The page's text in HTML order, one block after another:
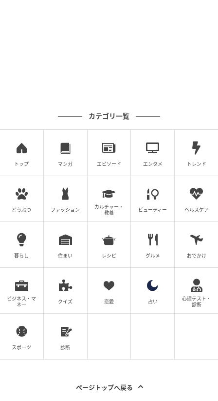
ブラシでふわっと纏うのもおすすめ
個人的に最も好みだったのは、大きめのフェイスブラ
シを使う方法。ブラシに軽く含ませ、顔の中心から外
側へ磨き上げるようにのせると、粉感がほぼ消え、ま
るでプレストパウダーのような繊細な仕上がりにな
る。
特に乾燥が気になる大人肌や、ツヤ感を残したい人に
また、下地やリキッドファンデーションの上からフェ
「今日は写真撮影がある」「夕方まで崩したくない」
という日には、薄膜のリキッドを仕込んだ上からブラ
シでふわりと重ねると、透明感と補整力のバランスが
非常に良い。
相性の良い下地は？
同シリーズの「エクラ プルミエ ラ バーズ」と合わせる
カテゴリ一覧
トップ マンガ エピソード エンタメ トレンド
どうぶつ ファッション
カルチャー・
教養
ビューティー ヘルスケア
暮らし 住まい レシピ グルメ おでかけ
ビジネス・マ
ネー
クイズ 恋愛 占い
心理テスト・
診断
スポーツ 診断
ページトップへ戻る